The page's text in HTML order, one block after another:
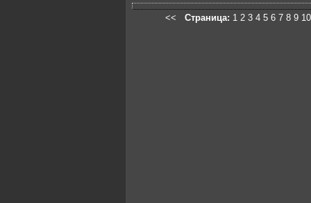
<< Страница: 1 2 3 4 5 6 7 8 9 10